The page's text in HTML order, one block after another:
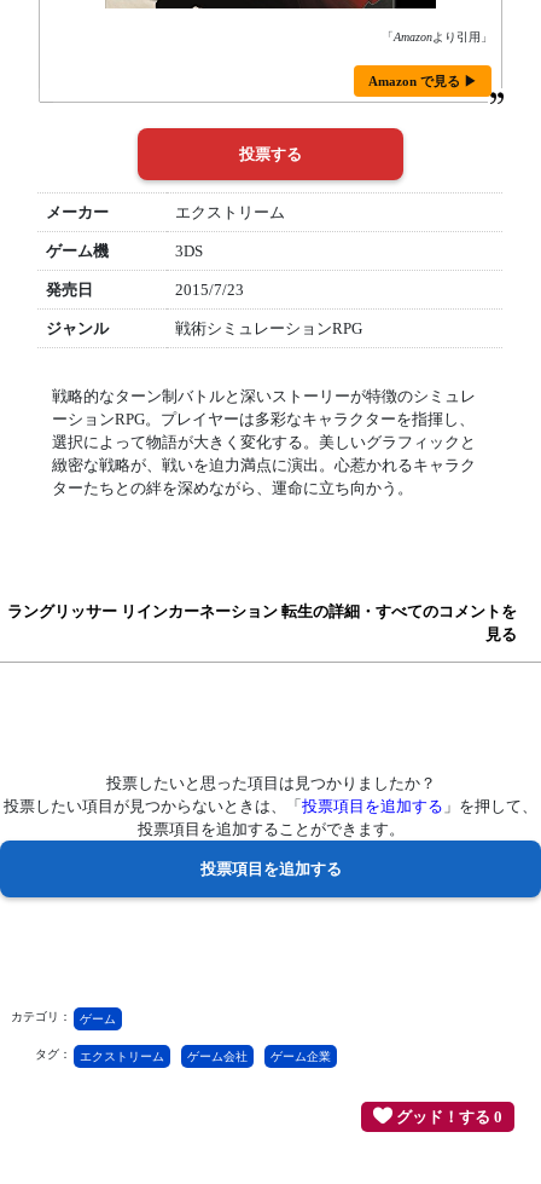
「Amazonより引用」
Amazon で見る ▶
メーカー エクストリーム
ゲーム機 3DS
発売日 2015/7/23
ジャンル 戦術シミュレーションRPG
戦略的なターン制バトルと深いストーリーが特徴のシミュレ
ーションRPG。プレイヤーは多彩なキャラクターを指揮し、
選択によって物語が大きく変化する。美しいグラフィックと
緻密な戦略が、戦いを迫力満点に演出。心惹かれるキャラク
ターたちとの絆を深めながら、運命に立ち向かう。
ラングリッサー リインカーネーション 転生の詳細・すべてのコメントを
見る
投票したいと思った項目は見つかりましたか？
投票したい項目が見つからないときは、「 投票項目を追加する 」を押して、
投票項目を追加することができます。
カテゴリ： ゲーム
タグ： エクストリーム ゲーム会社 ゲーム企業
グッド！する 0